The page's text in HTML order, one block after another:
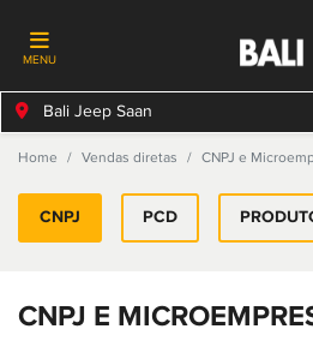
MENU
Bali Jeep Saan
Home Vendas diretas CNPJ e
PCD
CNPJ
CNPJ E